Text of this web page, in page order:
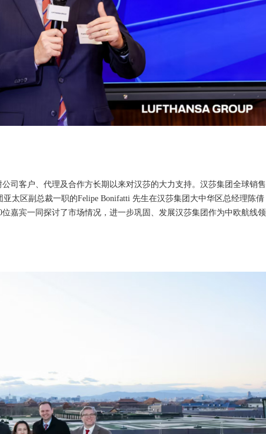
司客户、代理及合作方长期以来对汉莎的大力支持。汉莎集团全球销售
太区副总裁一职的Felipe Bonifatti 先生在汉莎集团大中华区总经理陈倩
嘉宾一同探讨了市场情况，进一步巩固、发展汉莎集团作为中欧航线领